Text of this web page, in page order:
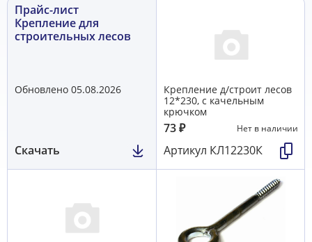
Прайс-лист
Крепление для
строительных лесов
Обновлено 05.08.2026
Скачать
Крепление д/строит лесов
12*230, с качельным
крючком
73₽ Нет в наличии
Артикул КЛ12230К